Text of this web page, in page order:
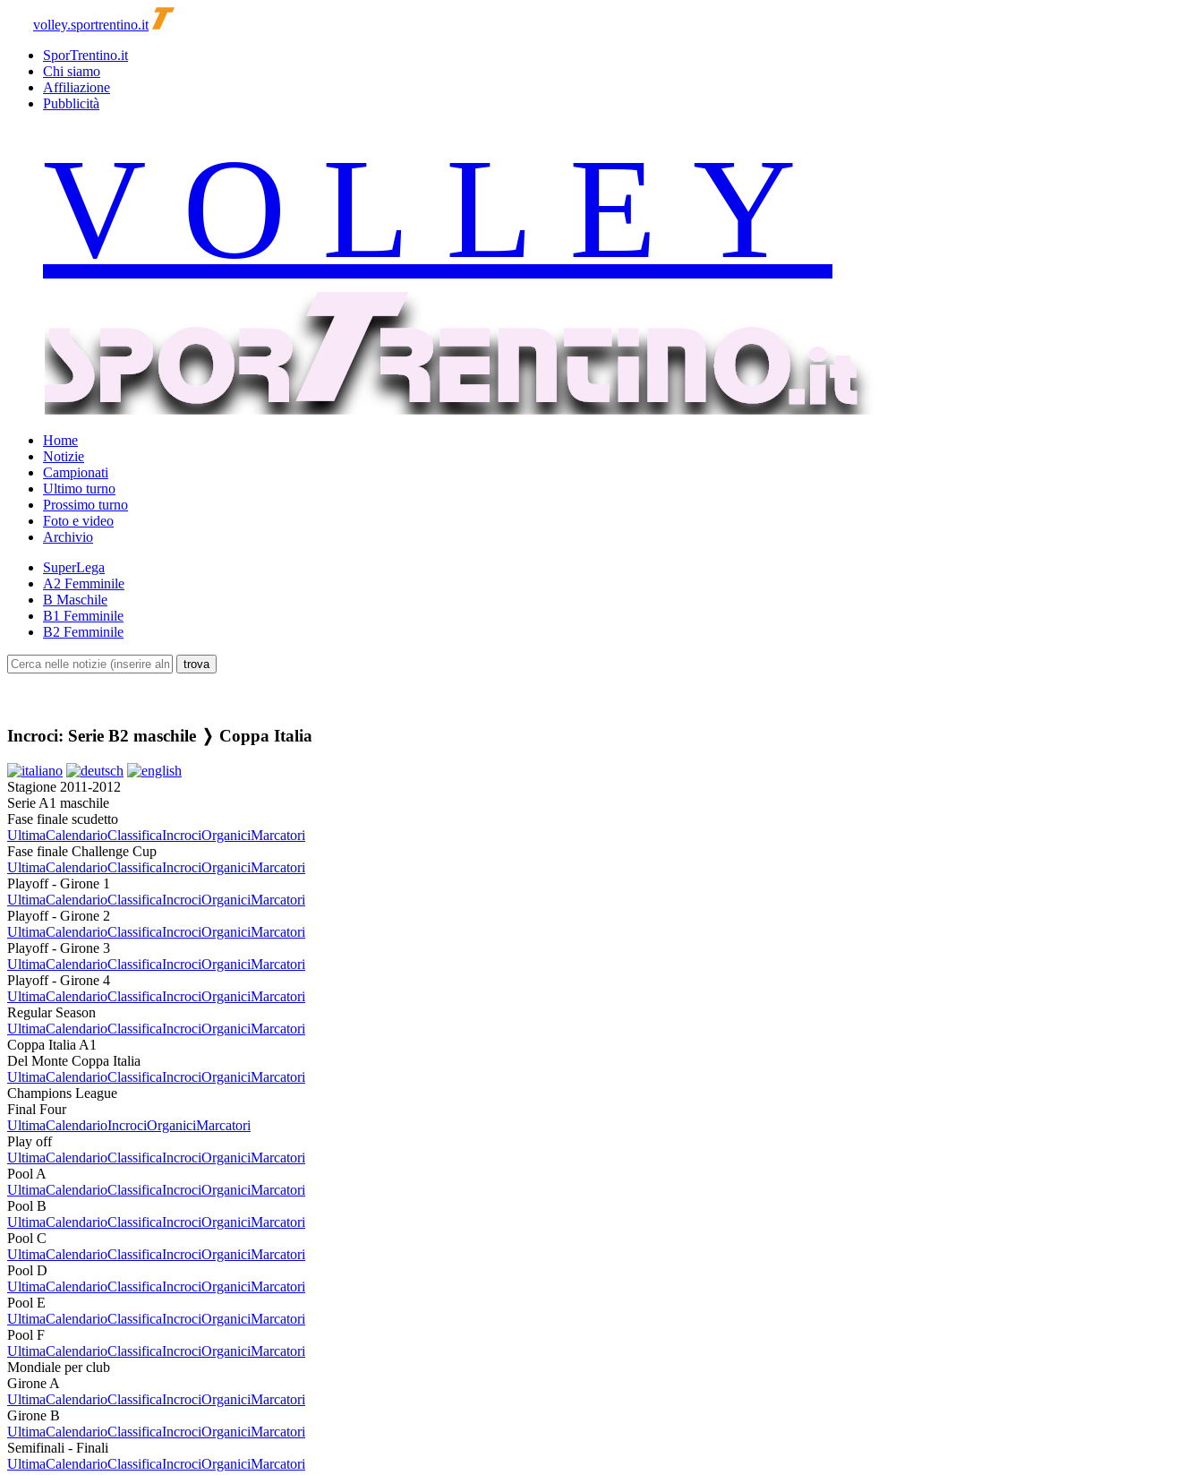
volley.sportrentino.it
SporTrentino.it
Chi siamo
Affiliazione
Pubblicità
Home
Notizie
Campionati
Ultimo turno
Prossimo turno
Foto e video
Archivio
SuperLega
A2 Femminile
B Maschile
B1 Femminile
B2 Femminile
Incroci: Serie B2 maschile ❭ Coppa Italia
Stagione 2011-2012
Serie A1 maschile
Fase finale scudetto
UltimaCalendarioClassificaIncrociOrganiciMarcatori
Fase finale Challenge Cup
UltimaCalendarioClassificaIncrociOrganiciMarcatori
Playoff - Girone 1
UltimaCalendarioClassificaIncrociOrganiciMarcatori
Playoff - Girone 2
UltimaCalendarioClassificaIncrociOrganiciMarcatori
Playoff - Girone 3
UltimaCalendarioClassificaIncrociOrganiciMarcatori
Playoff - Girone 4
UltimaCalendarioClassificaIncrociOrganiciMarcatori
Regular Season
UltimaCalendarioClassificaIncrociOrganiciMarcatori
Coppa Italia A1
Del Monte Coppa Italia
UltimaCalendarioClassificaIncrociOrganiciMarcatori
Champions League
Final Four
UltimaCalendarioIncrociOrganiciMarcatori
Play off
UltimaCalendarioClassificaIncrociOrganiciMarcatori
Pool A
UltimaCalendarioClassificaIncrociOrganiciMarcatori
Pool B
UltimaCalendarioClassificaIncrociOrganiciMarcatori
Pool C
UltimaCalendarioClassificaIncrociOrganiciMarcatori
Pool D
UltimaCalendarioClassificaIncrociOrganiciMarcatori
Pool E
UltimaCalendarioClassificaIncrociOrganiciMarcatori
Pool F
UltimaCalendarioClassificaIncrociOrganiciMarcatori
Mondiale per club
Girone A
UltimaCalendarioClassificaIncrociOrganiciMarcatori
Girone B
UltimaCalendarioClassificaIncrociOrganiciMarcatori
Semifinali - Finali
UltimaCalendarioClassificaIncrociOrganiciMarcatori